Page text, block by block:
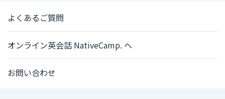
よくあるご質問
オンライン英会話 NativeCamp. へ
お問い合わせ